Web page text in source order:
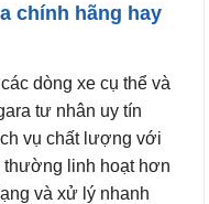
chính hãng hay
dòng xe cụ thể và
tư nhân uy tín
vụ chất lượng với
thường linh hoạt hơn
và xử lý nhanh